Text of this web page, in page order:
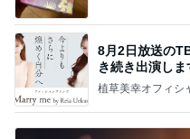
8月2日放送の
き続き出演しま
植草美幸オフィシ